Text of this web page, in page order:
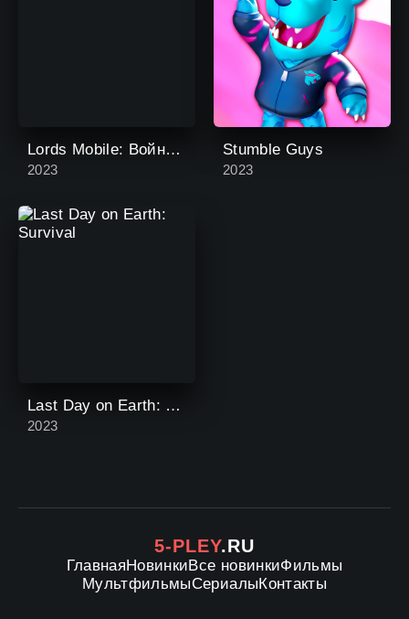
Lords Mobile: Война королевств
2023
Stumble Guys
2023
Last Day on Earth: Survival
2023
5-PLEY.RU
Главная Новинки Все новинкиФильмы
МультфильмыСериалы Контакты